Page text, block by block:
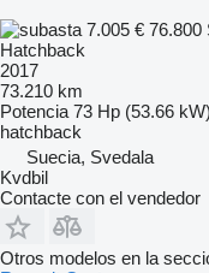
7.005 € 76.800
Hatchback
2017
73.210 km
Potencia 73 Hp (53.66 kW)
hatchback
Suecia, Svedala
Kvdbil
Contacte con el vendedor
Otros modelos en la